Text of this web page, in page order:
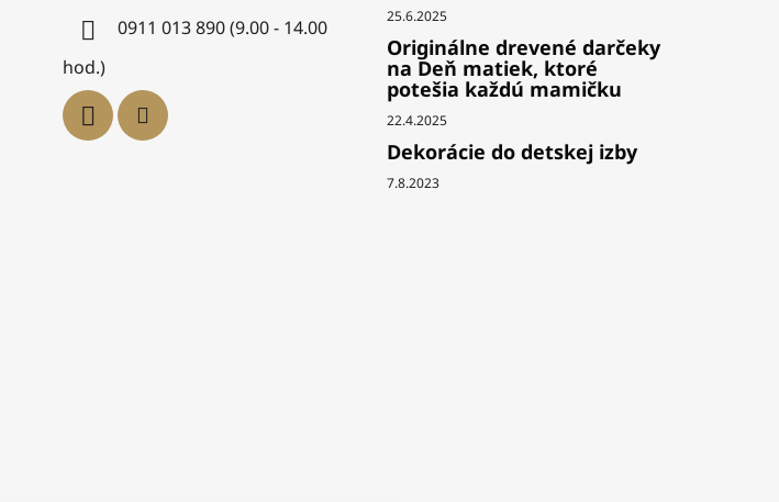
0911 013 890 (9.00 - 14.00
hod.)
25.6.2025
Originálne drevené darčeky
na Deň matiek, ktoré
potešia každú mamičku
22.4.2025
Dekorácie do detskej izby
7.8.2023